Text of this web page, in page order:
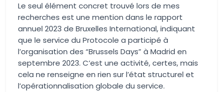
Le seul élément concret trouvé lors de mes
recherches est une mention dans le rapport
annuel 2023 de Bruxelles International, indiquant
que le service du Protocole a participé à
l’organisation des “Brussels Days” à Madrid en
septembre 2023. C’est une activité, certes, mais
cela ne renseigne en rien sur l’état structurel et
l’opérationnalisation globale du service.